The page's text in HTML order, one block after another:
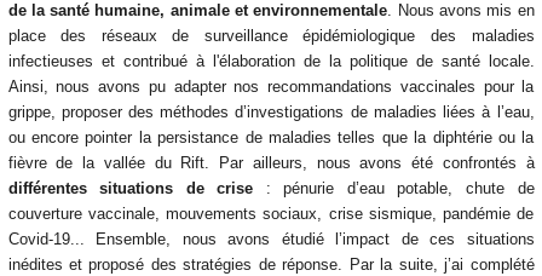
de la santé humaine, animale et environnementale. Nous avons mis en
place des réseaux de surveillance épidémiologique des maladies
infectieuses et contribué à l'élaboration de la politique de santé locale.
Ainsi, nous avons pu adapter nos recommandations vaccinales pour la
grippe, proposer des méthodes d’investigations de maladies liées à l’eau,
ou encore pointer la persistance de maladies telles que la diphtérie ou la
fièvre de la vallée du Rift. Par ailleurs, nous avons été confrontés à
différentes situations de crise : pénurie d’eau potable, chute de
couverture vaccinale, mouvements sociaux, crise sismique, pandémie de
Covid-19... Ensemble, nous avons étudié l’impact de ces situations
inédites et proposé des stratégies de réponse. Par la suite, j’ai complété